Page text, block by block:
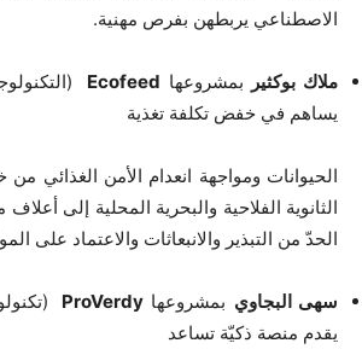
الاصطناعي يربطهن بفرص مهنية.
ملاك بوكثير بمشروعها Ecofeed
يساهم في خفض تكلفة تغذية
الحيوانات ومواجهة انعدام الأمن الغذائي
الثانوية الفلاحية والبحرية المحلية إلى
الحدّ من التبذير والانبعاثات والاعتماد على
سهى البجاوي بمشروعها ProVerdy
يقدم منصة ذكيّة تساعد